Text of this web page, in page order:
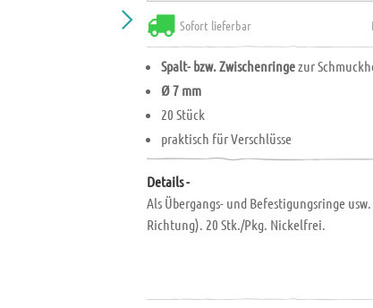
Sofort lieferbar
Spalt- bzw. Zwischenringezur
Ø 7 mm
20 Stück
praktisch für Verschlüsse
Details -
Als Übergangs- und Befestigungsringe
Richtung). 20 Stk./Pkg. Nickelfrei.